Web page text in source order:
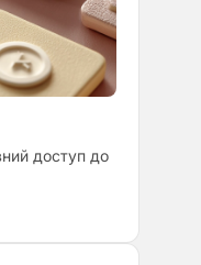
доступ до